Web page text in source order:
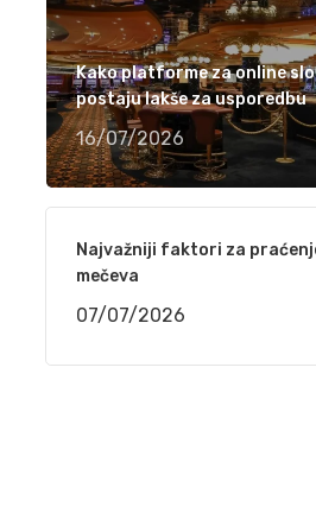
Kako platforme za online
postaju lakše za usporedbu
16/07/2026
Najvažniji faktori za
mečeva
07/07/2026
Ramiza Milkunić – Sanak me
15/04/2021
Damir Imamović nominiran u
za nagradu Songlines
Meho Puzić – 72 dana (VIDEO)
05/04/2021